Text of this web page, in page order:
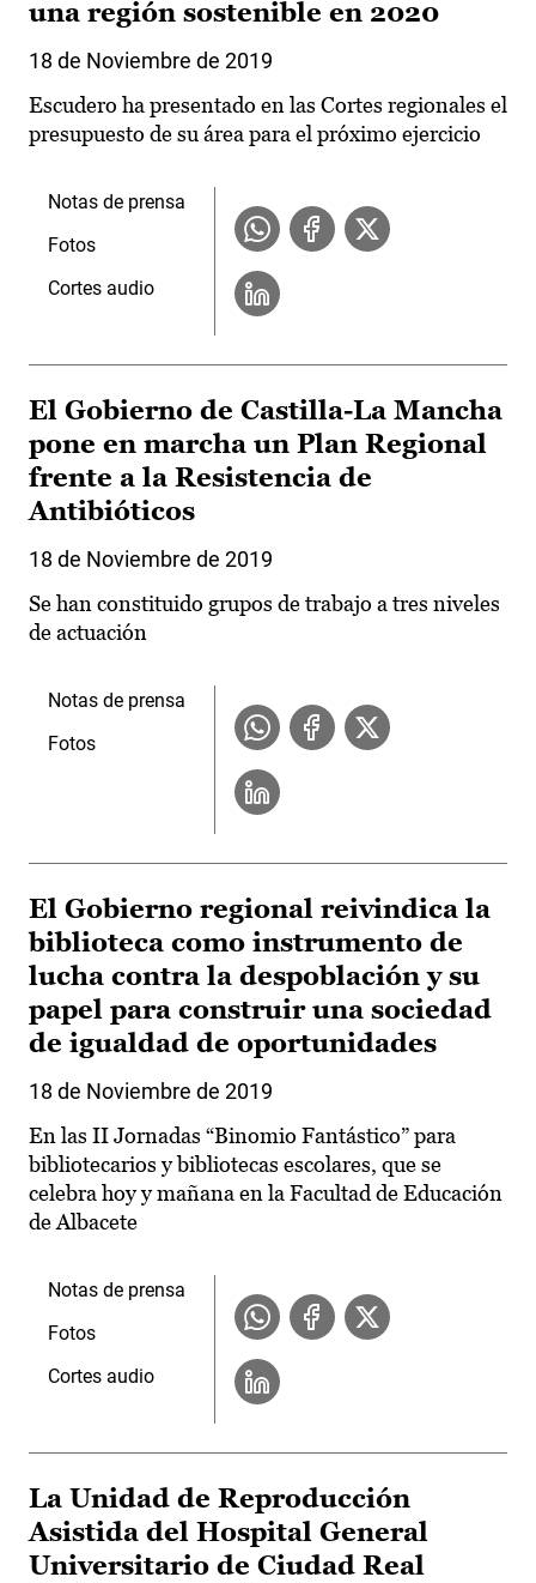
una región sostenible en 2020
18 de Noviembre de 2019
Escudero ha presentado en las Cortes regionales el
presupuesto de su área para el próximo ejercicio
Notas de prensa
Fotos
Cortes audio
El Gobierno de Castilla-La Mancha
pone en marcha un Plan Regional
frente a la Resistencia de
Antibióticos
18 de Noviembre de 2019
Se han constituido grupos de trabajo a tres niveles
de actuación
Notas de prensa
Fotos
El Gobierno regional reivindica la
biblioteca como instrumento de
lucha contra la despoblación y su
papel para construir una sociedad
de igualdad de oportunidades
18 de Noviembre de 2019
En las II Jornadas “Binomio Fantástico” para
bibliotecarios y bibliotecas escolares, que se
celebra hoy y mañana en la Facultad de Educación
de Albacete
Notas de prensa
Fotos
Cortes audio
La Unidad de Reproducción
Asistida del Hospital General
Universitario de Ciudad Real